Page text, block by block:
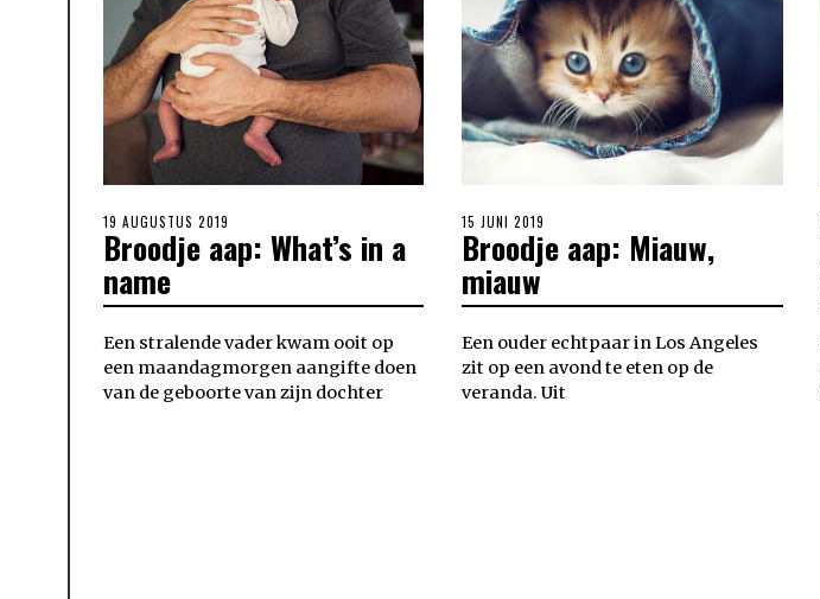
POSTED
ON
19 AUGUSTUS 2019
Broodje aap: What’s in a
name
Een stralende vader kwam ooit op
een maandagmorgen aangifte doen
van de geboorte van zijn dochter
POSTED
ON
15 JUNI 2019
Broodje aap: Miauw,
miauw
Een ouder echtpaar in Los Angeles
zit op een avond te eten op de
veranda. Uit